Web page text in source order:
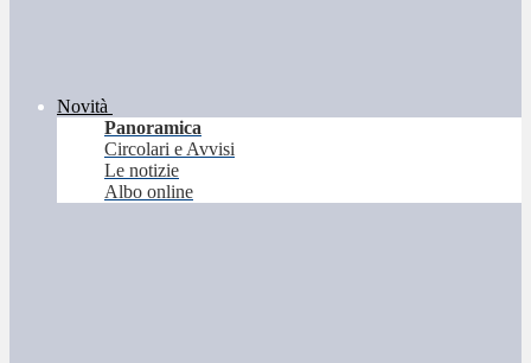
Novità
Panoramica
Circolari e Avvisi
Le notizie
Albo online